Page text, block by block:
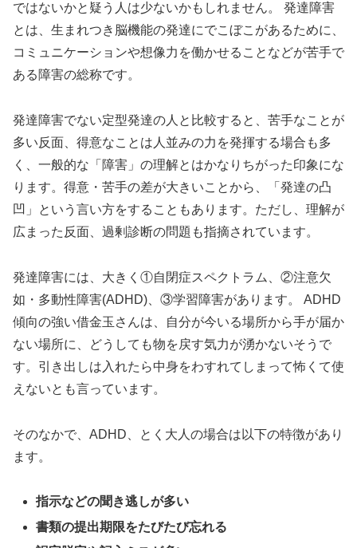
ではないかと疑う人は少ないかもしれません。 発達障害
とは、生まれつき脳機能の発達にでこぼこがあるために、
コミュニケーションや想像力を働かせることなどが苦手で
ある障害の総称です。
発達障害でない定型発達の人と比較すると、苦手なことが
多い反面、得意なことは人並みの力を発揮する場合も多
く、一般的な「障害」の理解とはかなりちがった印象にな
ります。得意・苦手の差が大きいことから、「発達の凸
凹」という言い方をすることもあります。ただし、理解が
広まった反面、過剰診断の問題も指摘されています。
発達障害には、大きく①自閉症スペクトラム、②注意欠
如・多動性障害(ADHD)、③学習障害があります。 ADHD
傾向の強い借金玉さんは、自分が今いる場所から手が届か
ない場所に、どうしても物を戻す気力が湧かないそうで
す。引き出しは入れたら中身をわすれてしまって怖くて使
えないとも言っています。
そのなかで、ADHD、とく大人の場合は以下の特徴があり
ます。
指示などの聞き逃しが多い
書類の提出期限をたびたび忘れる